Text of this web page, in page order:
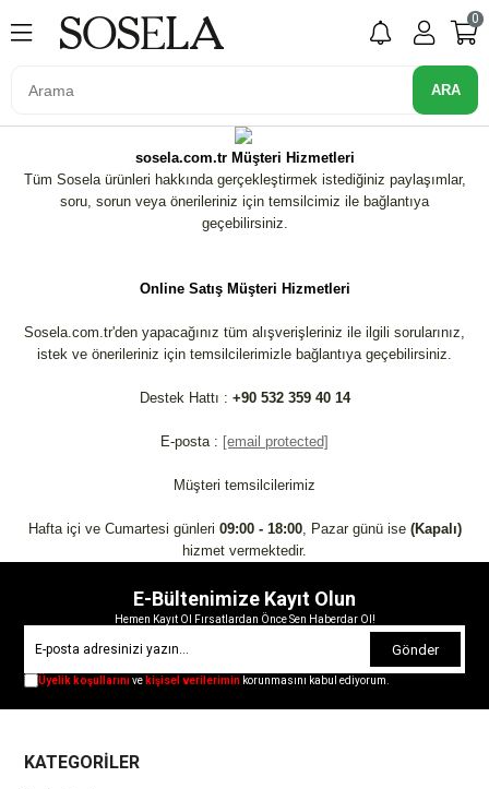
0
sosela.com.tr Müşteri Hizmetleri
Tüm Sosela ürünleri hakkında gerçekleştirmek istediğiniz paylaşımlar,
soru, sorun veya önerileriniz için temsilcimiz ile bağlantıya
geçebilirsiniz.
Online Satış Müşteri Hizmetleri
Sosela.com.tr'den yapacağınız tüm alışverişleriniz ile ilgili sorularınız,
istek ve önerileriniz için temsilcilerimizle bağlantıya geçebilirsiniz.
Destek Hattı : +90 532 359 40 14
E-posta : [email protected]
Müşteri temsilcilerimiz
Hafta içi ve Cumartesi günleri 09:00 - 18:00, Pazar günü ise (Kapalı)
hizmet vermektedir.
E-Bültenimize Kayıt Olun
Hemen Kayıt Ol Fırsatlardan Önce Sen Haberdar Ol!
Gönder
Üyelik koşullarınıve kişisel verilerimin korunmasını kabul ediyorum.
KATEGORİLER